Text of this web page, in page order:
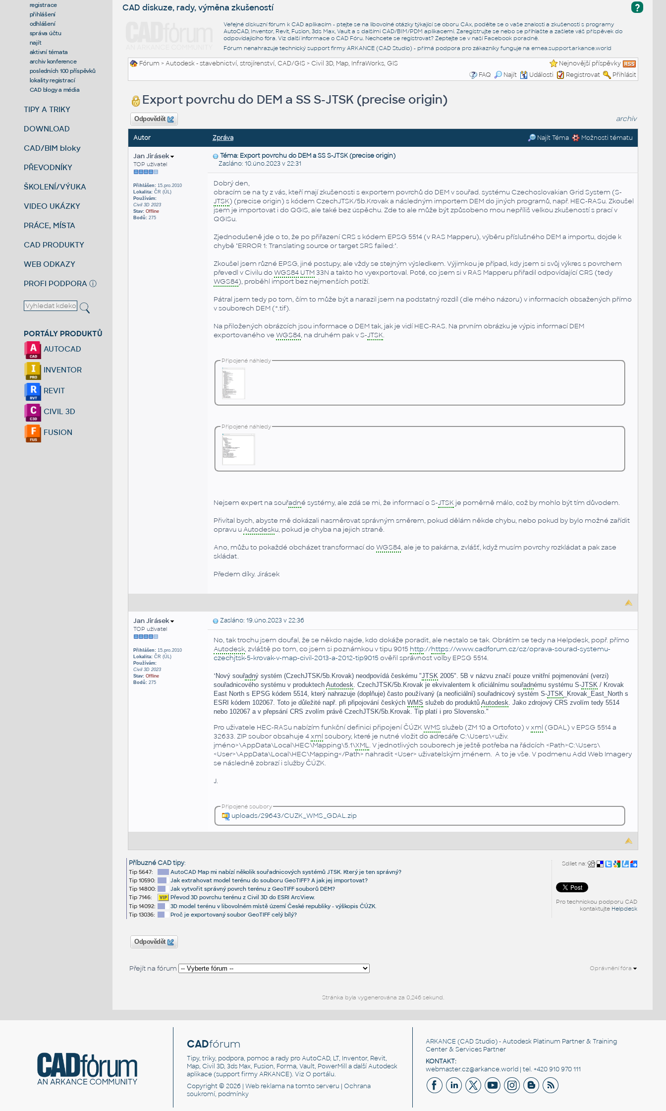
registrace
přihlášení
odhlášení
správa účtu
najít
aktivní témata
archiv konference
posledních 100 příspěvků
lokality registrací
CAD blogy a média
TIPY A TRIKY
DOWNLOAD
CAD/BIM bloky
PŘEVODNÍKY
ŠKOLENÍ/VÝUKA
VIDEO UKÁZKY
PRÁCE, MÍSTA
CAD PRODUKTY
WEB ODKAZY
PROFI PODPORA ⓘ
PORTÁLY PRODUKTŮ
AUTOCAD
INVENTOR
REVIT
CIVIL 3D
FUSION
?
CAD diskuze, rady, výměna zkušeností
Veřejné diskuzní fórum k CAD aplikacím - ptejte se na libovolné otázky týkající se oboru CAx, podělte se o vaše znalosti a zkušenosti s programy
AutoCAD, Inventor, Revit, Fusion, 3ds Max, Vault a s dalšími CAD/BIM/PDM aplikacemi. Zaregistrujte se nebo se přihlašte a zašlete váš příspěvek do
odpovídajícího fóra. Viz další informace o CAD Fóru. Nechcete se registrovat? Zeptejte se v naší Facebook poradně.
Fórum nenahrazuje technický support firmy ARKANCE (CAD Studio) - přímá podpora pro zákazníky funguje na emea.support.arkance.world
Fórum >Autodesk - stavebnictví, strojírenství, CAD/GIS> Civil 3D, Map, InfraWorks, GIS
Nejnovější příspěvky
FAQ
Najít Události Registrovat Přihlásit
Export povrchu do DEM a SS S-JTSK (precise origin)
Odpovědět archiv
Autor Zpráva Najít Téma Možnosti tématu
Jan Jirásek
TOP uživatel
Přihlášen:15.pro.2010
Lokalita:ČR (ÚL)
Používám:
Civil 3D 2023
Stav: Offline
Bodů:275
Téma: Export povrchu do DEM a SS S-JTSK (precise origin)
Zasláno: 10.úno.2023 v 22:31
Dobrý den,
obracím se na ty z vás, kteří mají zkušenosti s exportem povrchů do DEM v souřad. systému Czechoslovakian Grid System (S-
JTSK) (precise origin) s kódem CzechJTSK/5b.Krovak a následným importem DEM do jiných programů, např. HEC-RASu. Zkoušel
jsem je importovat i do QGIS, ale také bez úspěchu. Zde to ale může být způsobeno mou nepříliš velkou zkušeností s prací v
QGISu.
Zjednodušeně jde o to, že po přiřazení CRS s kódem EPSG 5514 (v RAS Mapperu), výběru příslušného DEM a importu, dojde k
chybě "ERROR 1: Translating source or target SRS failed:".
Zkoušel jsem různé EPSG, jiné postupy, ale vždy se stejným výsledkem. Výjimkou je případ, kdy jsem si svůj výkres s povrchem
převedl v Civilu do WGS84 UTM33N a takto ho vyexportoval. Poté, co jsem si v RAS Mapperu přiřadil odpovídající CRS (tedy
WGS84), proběhl import bez nejmenších potíží.
Pátral jsem tedy po tom, čím to může být a narazil jsem na podstatný rozdíl (dle mého názoru) v informacích obsažených přímo
v souborech DEM (*.tif).
Na přiložených obrázcích jsou informace o DEM tak, jak je vidí HEC-RAS. Na prvním obrázku je výpis informací DEM
exportovaného ve WGS84, na druhém pak v S-JTSK.
Připojené náhledy
Připojené náhledy
Nejsem expert na souřadné systémy, ale zdá se mi, že informací o S-JTSK je poměrně málo, což by mohlo být tím důvodem.
Přivítal bych, abyste mě dokázali nasměrovat správným směrem, pokud dělám někde chybu, nebo pokud by bylo možné zařídit
opravu uAutodesku, pokud je chyba na jejich straně.
Ano, můžu to pokaždé obcházet transformací do WGS84, ale je to pakárna, zvlášť, když musím povrchy rozkládat a pak zase
skládat.
Předem díky. Jirásek
Jan Jirásek
TOP uživatel
Přihlášen:15.pro.2010
Lokalita:ČR (ÚL)
Používám:
Civil 3D 2023
Stav: Offline
Bodů:275
Zasláno: 19.úno.2023 v 22:36
No, tak trochu jsem doufal, že se někdo najde, kdo dokáže poradit, ale nestalo se tak. Obrátím se tedy na Helpdesk, popř. přímo
Autodesk, zvláště po tom, co jsem si poznámkou v tipu 9015 http://https://www.cadforum.cz/cz/oprava-sourad-systemu-
czechjtsk-5-krovak-v-map-civil-2013-a-2012-tip9015 ověřil správnost volby EPSG 5514.
" Nový souřadný systém (CzechJTSK/5b.Krovak) neodpovídá českému "JTSK2005". 5B v názvu značí pouze vnitřní pojmenování (verzi)
souřadnicového systému v produktech Autodesk. CzechJTSK/5b.Krovak je ekvivalentem k oficiálnímu souřadnému systému S-JTSK/ Krovak
East North s EPSG kódem 5514, který nahrazuje (doplňuje) často používaný (a neoficiální) souřadnicový systém S-JTSK_Krovak_East_North s
ESRI kódem 102067. Toto je důležité např. při připojování českých WMS služeb do produktů Autodesk. Jako zdrojový CRS zvolím tedy 5514
nebo 102067 a v přepsání CRS zvolím právě CzechJTSK/5b.Krovak. Tip platí i pro Slovensko."
Pro uživatele HEC-RASu nabízím funkční definici připojení ČÚZK WMS služeb (ZM 10 a Ortofoto) vxml (GDAL) v EPSG 5514 a
32633. ZIP soubor obsahuje 4xml soubory, které je nutné vložit do adresáře C:\Users\<uživ.
jméno>\AppData\Local\HEC\Mapping\5.1\XML. V jednotlivých souborech je ještě potřeba na řádcích <Path>C:\Users\
<User>\AppData\Local\HEC\Mapping</Path> nahradit <User> uživatelským jménem. A to je vše. V podmenu Add Web Imagery
se následně zobrazí i služby ČÚZK.
J.
Připojené soubory
uploads/29643/CUZK_WMS_GDAL.zip
Sdílet na:
Pro technickou podporu CAD
kontaktujte Helpdesk
Příbuzné CAD tipy:
Tip 5647:
AutoCAD Map mi nabízí několik souřadnicových systémů JTSK. Který je ten správný?
Tip 10590:
Jak extrahovat model terénu do souboru GeoTIFF? A jak jej importovat?
Tip 14800:
Jak vytvořit správný povrch terénu z GeoTIFF souborů DEM?
Tip 7146:
Převod 3D povrchu terénu z Civil 3D do ESRI ArcView.
Tip 14092:
3D model terénu v libovolném místě území České republiky - výškopis ČÚZK.
Tip 13036:
Proč je exportovaný soubor GeoTIFF celý bílý?
Odpovědět
Přejít na fórum Oprávnění fóra
Stránka byla vygenerována za 0,246 sekund.
CADfórum
Tipy, triky, podpora, pomoc a rady pro AutoCAD, LT, Inventor, Revit,
Map, Civil 3D, 3ds Max, Fusion, Forma, Vault, PowerMill a další Autodesk
aplikace (support firmy ARKANCE). VizO portálu.
Copyright © 2026 |Web reklama na tomto serveru |Ochrana
soukromí, podmínky
ARKANCE (CAD Studio) - Autodesk Platinum Partner & Training
Center & Services Partner
KONTAKT:
webmaster.cz@arkance.world | tel. +420 910 970 111